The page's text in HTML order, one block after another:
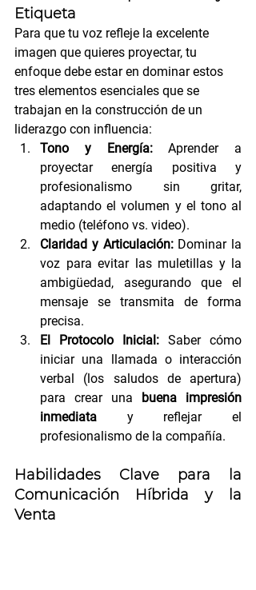
Etiqueta
Para que tu voz refleje la excelente
imagen que quieres proyectar, tu
enfoque debe estar en dominar estos
tres elementos esenciales que se
trabajan en la construcción de un
liderazgo con influencia:
Tono y Energía: Aprender a
proyectar energía positiva y
profesionalismo sin gritar,
adaptando el volumen y el tono al
medio (teléfono vs. video).
Claridad y Articulación: Dominar la
voz para evitar las muletillas y la
ambigüedad, asegurando que el
mensaje se transmita de forma
precisa.
El Protocolo Inicial: Saber cómo
iniciar una llamada o interacción
verbal (los saludos de apertura)
para crear una buena impresión
inmediata y reflejar el
profesionalismo de la compañía.
Habilidades Clave para la
Comunicación Híbrida y la
Venta